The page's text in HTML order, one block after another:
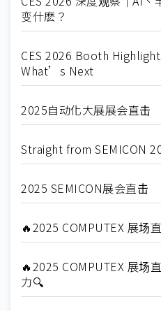
变什麽？
CES 2026 Booth
What’s Next
2025自动化大展展会直击
Straight from SEMICON
2025 SEMICON展会直击
🔥2025 COMPUTEX 展场
🔥2025 COMPUTEX 展场
力🔍